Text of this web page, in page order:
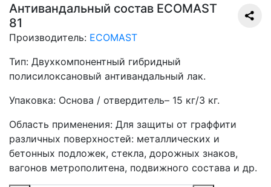
Антивандальный состав ECOMAST
81
Производитель: ECOMAST
Тип: Двухкомпонентный гибридный
полисилоксановый антивандальный лак.
Упаковка: Основа / отвердитель– 15 кг/3 кг.
Область применения: Для защиты от граффити
различных поверхностей: металлических и
бетонных подложек, стекла, дорожных знаков,
вагонов метрополитена, подвижного состава и др.